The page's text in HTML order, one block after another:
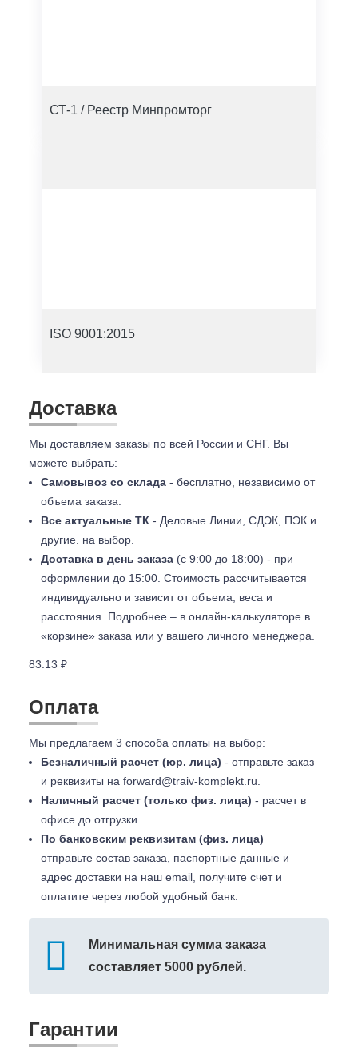
СТ-1 / Реестр Минпромторг
ISO 9001:2015
Доставка
Мы доставляем заказы по всей России и СНГ. Вы
можете выбрать:
Самовывоз со склада - бесплатно, независимо от
объема заказа.
Все актуальные ТК - Деловые Линии, СДЭК, ПЭК и
другие. на выбор.
Доставка в день заказа (с 9:00 до 18:00) - при
оформлении до 15:00. Стоимость рассчитывается
индивидуально и зависит от объема, веса и
расстояния. Подробнее – в онлайн-калькуляторе в
«корзине» заказа или у вашего личного менеджера.
83.13 ₽
Оплата
Мы предлагаем 3 способа оплаты на выбор:
Безналичный расчет (юр. лица) - отправьте заказ
и реквизиты на forward@traiv-komplekt.ru
Наличный расчет (только физ. лица) - расчет в
офисе до отгрузки.
По банковским реквизитам (физ. лица)
отправьте состав заказа, паспортные данные и
адрес доставки на наш email, получите счет и
оплатите через любой удобный банк.
Минимальная сумма заказа
составляет 5000 рублей.
Гарантии